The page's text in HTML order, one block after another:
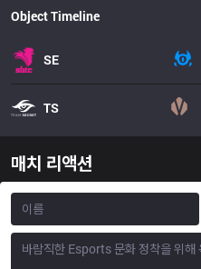
Object Timeline
SE
TS
매치 리액션